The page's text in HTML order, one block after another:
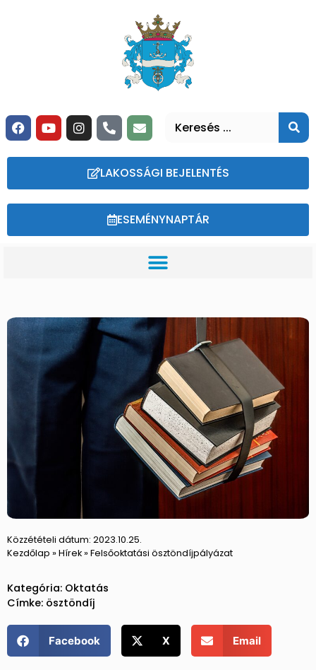
LAKOSSÁGI BEJELENTÉS
ESEMÉNYNAPTÁR
Közzétételi dátum: 2023.10.25.
Kezdőlap » Hírek» Felsőoktatási ösztöndíjpályázat
Kategória: Oktatás
Címke: ösztöndíj
Facebook X Email